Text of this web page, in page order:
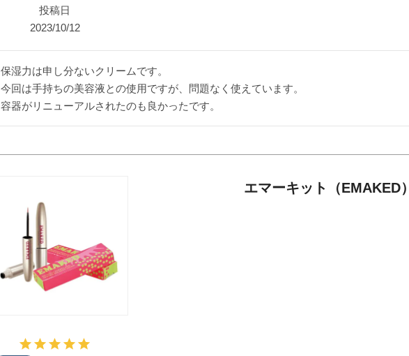
投稿日
2023/10/12
保湿力は申し分ないクリームです。
今回は手持ちの美容液との使用ですが、問題なく使えています。
容器がリニューアルされたのも良かったです。
エマーキット（EMAKED